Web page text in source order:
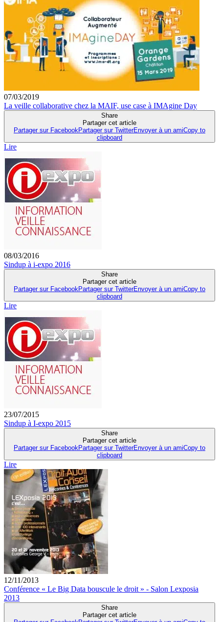
07/03/2019
La veille collaborative chez la MAIF, use case à IMAgine Day
Share
Partager cet article
Partager sur Facebook Partager sur TwitterEnvoyer à un amiCopy to
clipboard
Lire
08/03/2016
Sindup à i-expo 2016
Share
Partager cet article
Partager sur Facebook Partager sur TwitterEnvoyer à un amiCopy to
clipboard
Lire
23/07/2015
Sindup à I-expo 2015
Share
Partager cet article
Partager sur Facebook Partager sur TwitterEnvoyer à un amiCopy to
clipboard
Lire
12/11/2013
Conférence « Le Big Data bouscule le droit » - Salon Lexposia
2013
Share
Partager cet article